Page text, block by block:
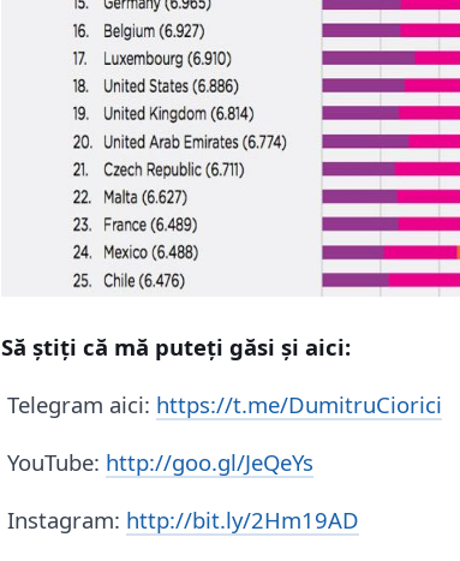
Să știți că mă puteți găsi și aici:
Telegram aici: https://t.me/DumitruCiorici
YouTube: http://goo.gl/JeQeYs
Instagram: http://bit.ly/2Hm19AD